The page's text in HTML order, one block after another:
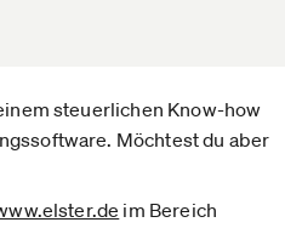
steuerlichen Know-how
Möchtest du aber
im Bereich